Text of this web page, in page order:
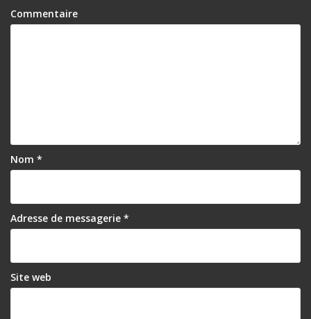
Commentaire
Nom *
Adresse de messagerie *
Site web